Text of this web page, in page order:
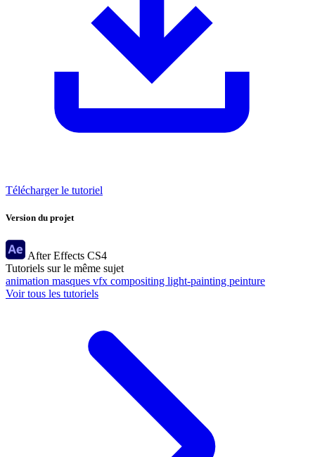
Télécharger le tutoriel
Version du projet
After Effects CS4
Tutoriels sur le même sujet
animation masques vfx compositing light-painting peinture
Voir tous les tutoriels